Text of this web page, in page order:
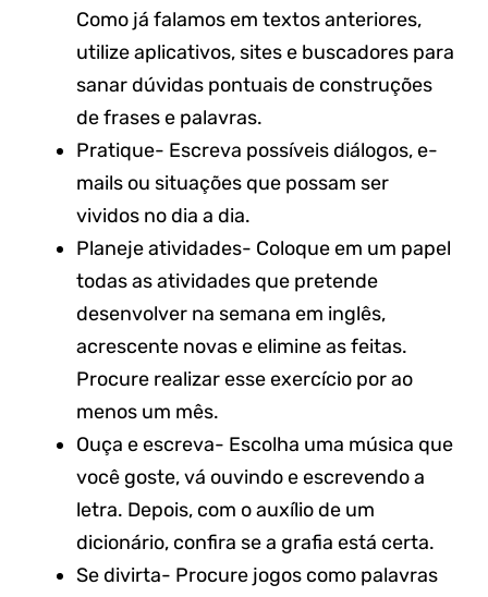
Como já falamos em textos anteriores,
utilize aplicativos, sites e buscadores para
sanar dúvidas pontuais de construções
de frases e palavras.
Pratique- Escreva possíveis diálogos, e-
mails ou situações que possam ser
vividos no dia a dia.
Planeje atividades- Coloque em um papel
todas as atividades que pretende
desenvolver na semana em inglês,
acrescente novas e elimine as feitas.
Procure realizar esse exercício por ao
menos um mês.
Ouça e escreva- Escolha uma música que
você goste, vá ouvindo e escrevendo a
letra. Depois, com o auxílio de um
dicionário, confira se a grafia está certa.
Se divirta- Procure jogos como palavras